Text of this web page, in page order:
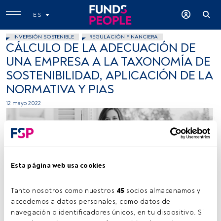
Esta página web usa cookies
Tanto nosotros como nuestros 45 socios almacenamos y
accedemos a datos personales, como datos de
navegación o identificadores únicos, en tu dispositivo. Si
ES
INVERSIÓN SOSTENIBLE REGULACIÓN FINANCIERA
CÁLCULO DE LA ADECUACIÓN DE
UNA EMPRESA A LA TAXONOMÍA DE
SOSTENIBILIDAD, APLICACIÓN DE LA
NORMATIVA Y PIAS
12 mayo 2022
Foto: cedida por FinReg360.